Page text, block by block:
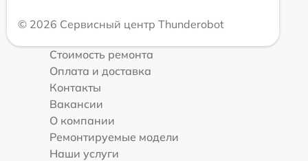
© 2026 Сервисный центр Thunderobot
Стоимость ремонта
Оплата и доставка
Контакты
Вакансии
О компании
Ремонтируемые модели
Наши услуги